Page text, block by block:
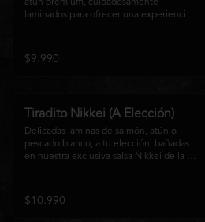
atún premium, cuidadosamente
laminados para ofrecer una experiencia
$9.990
Tiradito Nikkei (A Elección)
Delicadas láminas de salmón, atún o
pescado blanco, a tu elección, bañadas
en nuestra exclusiva salsa Nikkei de la
palta, cebolla morada, ají fresco, brotes y
sésamo, ofreciendo una experiencia
$10.990